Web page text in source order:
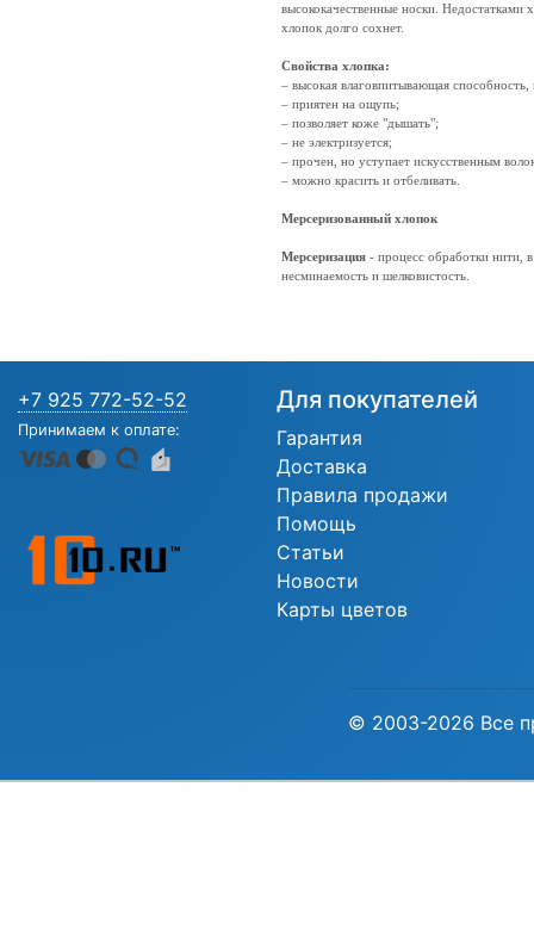
высококачественные носки.
хлопок долго сохнет.
Свойства хлопка:
– высокая влаговпитывающая
– приятен на ощупь;
– позволяет коже "дышать";
– не электризуется;
– прочен, но уступает искусственным
– можно красить и отбеливать.
Мерсеризованный хлопок
Мерсеризация - процесс обработки нити,
несминаемость и шелковистость.
+7 925 772-52-52
Принимаем к оплате:
Для покупателей
Гарантия
Доставка
Правила продажи
Помощь
Статьи
Новости
Карты цветов
© 2003-2026 Все